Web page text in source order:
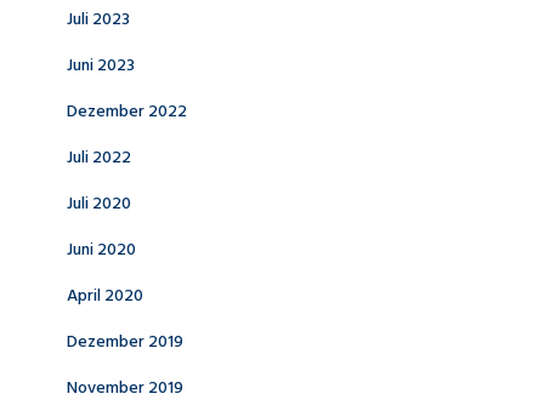
Juli 2023
Juni 2023
Dezember 2022
Juli 2022
Juli 2020
Juni 2020
April 2020
Dezember 2019
November 2019